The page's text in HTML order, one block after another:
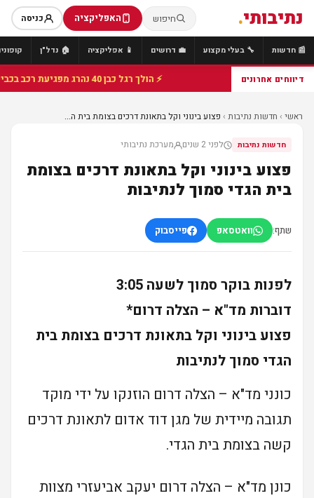
נתיבותי. חיפוש האפליקציה כניסה
📰 חדשות 🔧 בעלי מקצוע 💼 דרושים 📱 אפליקציה 🏠 נדל"ן
דיווחים אחרונים ⚡ הולך רגל כבן 40 נהרג מפגיעת רכב בכביש 25 סמוך לצומת הנשיא, מתנדבי זק"א פועלו בזירה
ראשי › חדשות נתיבות › פצוע בינוני וקל בתאונת דרכים בצומת בית ה...
חדשות נתיבות לפני 2 שנים מערכת נתיבותי
פצוע בינוני וקל בתאונת דרכים בצומת
בית הגדי סמוך לנתיבות
שתף: וואטסאפ פייסבוק
לפנות בוקר סמוך לשעה 3:05
דוברות מד"א – הצלה דרום*
פצוע בינוני וקל בתאונת דרכים בצומת בית
הגדי סמוך לנתיבות
כונני מד"א – הצלה דרום הוזנקו על ידי מוקד
תגובה מיידית של מגן דוד אדום לתאונת דרכים
קשה בצומת בית הגדי.
כונן מד"א – הצלה דרום יעקב אביעזרי מצוות